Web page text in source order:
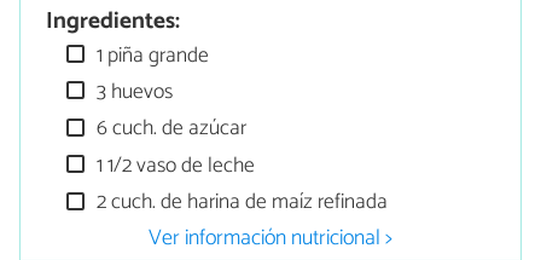
Ingredientes:
1 piña grande
3 huevos
6 cuch. de azúcar
1 1/2 vaso de leche
2 cuch. de harina de maíz refinada
Ver información nutricional >